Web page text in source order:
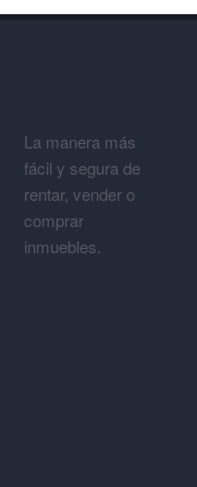
La manera más
fácil y segura de
rentar, vender o
comprar
inmuebles.